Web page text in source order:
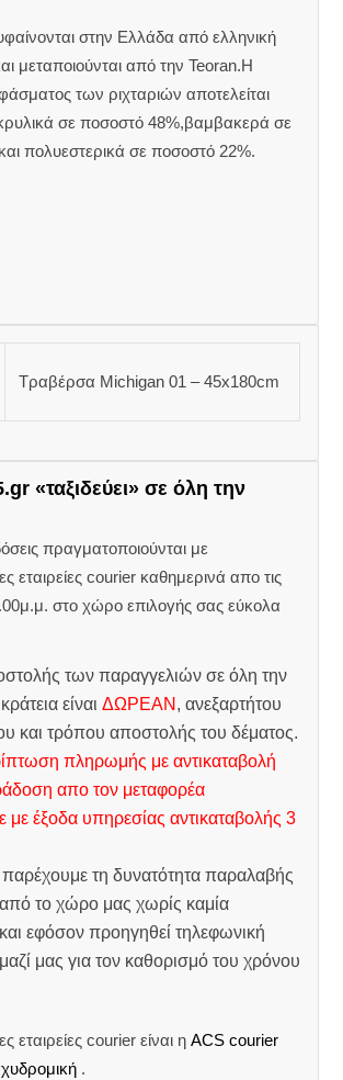
στην Ελλάδα από ελληνική
μεταποιούνται από την Teoran.Η
των ριχταριών αποτελείται
σε ποσοστό 48%,βαμβακερά σε
πολυεστερικά σε ποσοστό 22%.
Τραβέρσα Michigan 01 – 45x180cm
«ταξιδεύει» σε όλη την
πραγματοποιούνται με
εταιρείες courier καθημερινά απο τις
στο χώρο επιλογής σας εύκολα
των παραγγελιών σε όλη την
είναιΔΩΡΕΑΝ , ανεξαρτήτου
και τρόπου αποστολής του δέματος.
πληρωμής με αντικαταβολή
απο τον μεταφορέα
με έξοδα υπηρεσίας αντικαταβολής 3
τη δυνατότητα παραλαβής
το χώρο μας χωρίς καμία
εφόσον προηγηθεί τηλεφωνική
μας για τον καθορισμό του χρόνου
εταιρείες courier είναι ηACS courier
.